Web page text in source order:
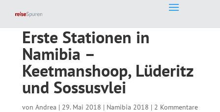
Erste Stationen in
Namibia –
Keetmanshoop, Lüderitz
und Sossusvlei
von Andrea | 29. Mai 2018 | Namibia 2018 | 2 Kommentare